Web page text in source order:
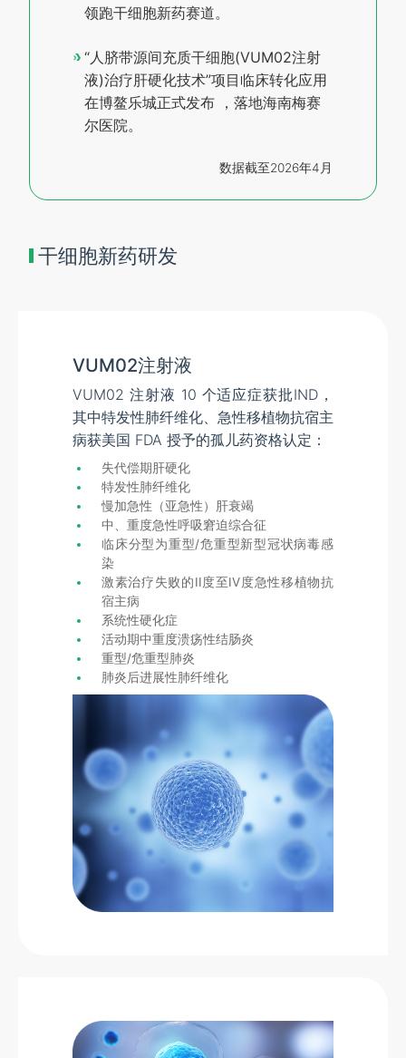
领跑干细胞新药赛道。
“人脐带源间充质干细胞(VUM02注射
液)治疗肝硬化技术”项目临床转化应用
在博鳌乐城正式发布 ，落地海南梅赛
尔医院。
数据截至2026年4月
干细胞新药研发
VUM02注射液
VUM02 注射液 10 个适应症获批IND，
其中特发性肺纤维化、急性移植物抗宿主
病获美国 FDA 授予的孤儿药资格认定：
失代偿期肝硬化
特发性肺纤维化
慢加急性（亚急性）肝衰竭
中、重度急性呼吸窘迫综合征
临床分型为重型/危重型新型冠状病毒感
染
激素治疗失败的II度至IV度急性移植物抗
宿主病
系统性硬化症
活动期中重度溃疡性结肠炎
重型/危重型肺炎
肺炎后进展性肺纤维化